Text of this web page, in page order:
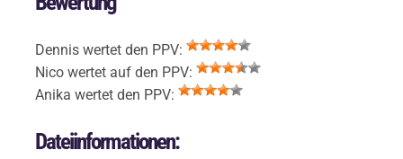
Dennis wertet den PPV:
Nico wertet auf den PPV:
Anika wertet den PPV:
Dateiinformationen: